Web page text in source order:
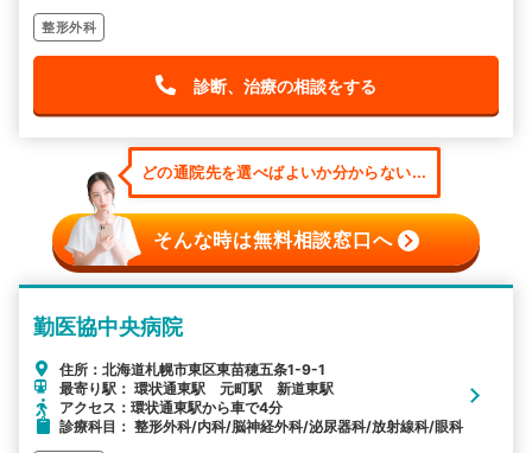
整形外科
診断、治療の相談をする
どの通院先を選べばよいか分からない...
そんな時は無料相談窓口へ
勤医協中央病院
住所：北海道札幌市東区東苗穂五条1-9-1
最寄り駅： 環状通東駅 元町駅 新道東駅
アクセス：環状通東駅から車で4分
診療科目： 整形外科/内科/脳神経外科/泌尿器科/放射線科/眼科